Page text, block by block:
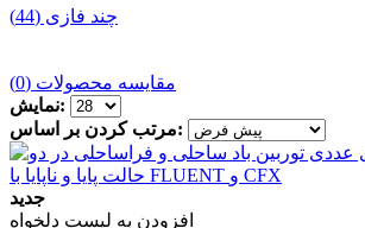
چند فازی (44)
مقایسه محصولات (0)
نمایش:
مرتب کردن بر اساس:
جدید
افزودن به لیست دلخواه